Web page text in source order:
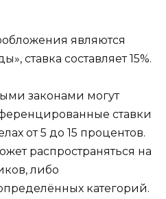
являются
ставка составляет 15%.
законами могут
ставки
от 5 до 15 процентов.
распространяться на
либо
категорий.